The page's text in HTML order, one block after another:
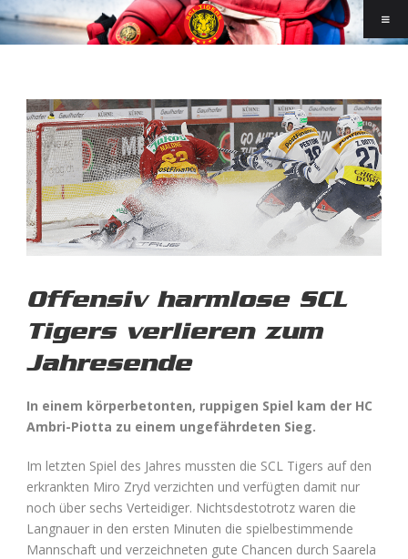
Offensiv harmlose SCL
Tigers verlieren zum
Jahresende
In einem körperbetonten, ruppigen Spiel kam der HC
Ambri-Piotta zu einem ungefährdeten Sieg.
Im letzten Spiel des Jahres mussten die SCL Tigers auf den
erkrankten Miro Zryd verzichten und verfügten damit nur
noch über sechs Verteidiger. Nichtsdestotrotz waren die
Langnauer in den ersten Minuten die spielbestimmende
Mannschaft und verzeichneten gute Chancen durch Saarela